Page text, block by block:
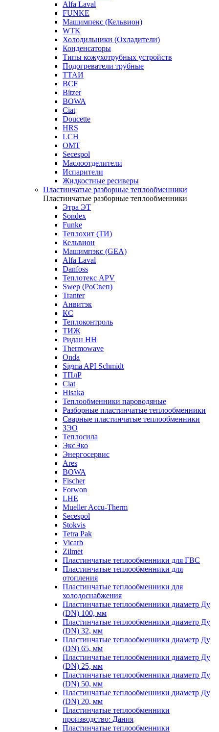
Alfa Laval
FUNKE
Машимпекс (Кельвион)
WTK
Холодильники (Охладители)
Конденсаторы
Типы кожухотрубных устройств
Подогреватели трубные
ТТАИ
BCF
Bitzer
BOWA
Ciat
Doucette
HRS
LCH
OMT
Secespol
Маслоотделители
Испарители
Жидкостные ресиверы
Пластинчатые разборные теплообменники
Пластинчатые разборные теплообменники
Этра ЭТ
Sondex
Funke
Теплохит (ТИ)
Кельвион
Машимпэкс (GEA)
Alfa Laval
Danfoss
Теплотекс APV
Swep (РоСвеп)
Tranter
Анвитэк
КС
Теплоконтроль
ТИЖ
Ридан НН
Thermowave
Onda
Sigma API Schmidt
ТПлР
Ciat
Hisaka
Теплообменники пароводяные
Разборные пластинчатые теплообменники
Сварные пластинчатые теплообменники
ЗЭО
Теплосила
ЭксЭко
Энергосервис
Ares
BOWA
Fischer
Forwon
LHE
Mueller Accu-Therm
Secespol
Stokvis
Tetra Pak
Vicarb
Zilmet
Пластинчатые теплообменники для ГВС
Пластинчатые теплообменники для
отопления
Пластинчатые теплообменники для
холодоснабжения
Пластинчатые теплообменники диаметр Ду
(DN) 100, мм
Пластинчатые теплообменники диаметр Ду
(DN) 32, мм
Пластинчатые теплообменники диаметр Ду
(DN) 65, мм
Пластинчатые теплообменники диаметр Ду
(DN) 25, мм
Пластинчатые теплообменники диаметр Ду
(DN) 50, мм
Пластинчатые теплообменники диаметр Ду
(DN) 20, мм
Пластинчатые теплообменники
производство: Дания
Пластинчатые теплообменники